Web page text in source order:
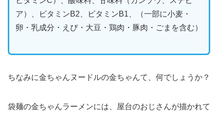
ア）、ビタミンB2、ビタミンB1、（一部に小麦・
卵・乳成分・えび・大豆・鶏肉・豚肉・ごまを含む）
ちなみに金ちゃんヌードルの金ちゃんて、何でしょうか？
袋麺の金ちゃんラーメンには、屋台のおじさんが描かれて